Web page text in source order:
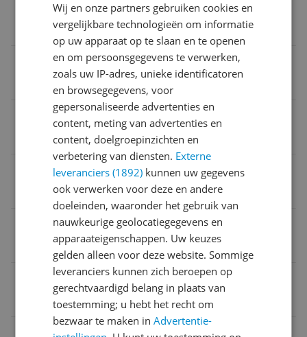
Fabrieksgarantie termijn
Type kledingstomer
Kledingstomer
Product lengte
31,5 cm
Product gewicht
Veiligheid uitschakelen
Product hoogte
Wij en onze partners gebruiken cookies en
vergelijkbare technologieën om informatie
op uw apparaat op te slaan en te openen
en om persoonsgegevens te verwerken,
zoals uw IP-adres, unieke identificatoren
en browsegegevens, voor
gepersonaliseerde advertenties en
content, meting van advertenties en
content, doelgroepinzichten en
verbetering van diensten. Externe
leveranciers (1892) kunnen uw gegevens
ook verwerken voor deze en andere
doeleinden, waaronder het gebruik van
nauwkeurige geolocatiegegevens en
apparaateigenschappen. Uw keuzes
gelden alleen voor deze website. Sommige
leveranciers kunnen zich beroepen op
gerechtvaardigd belang in plaats van
toestemming; u hebt het recht om
bezwaar te maken inAdvertentie-